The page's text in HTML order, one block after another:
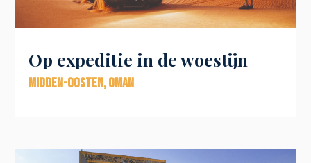
Op expeditie in de woestijn
Midden-Oosten,Oman